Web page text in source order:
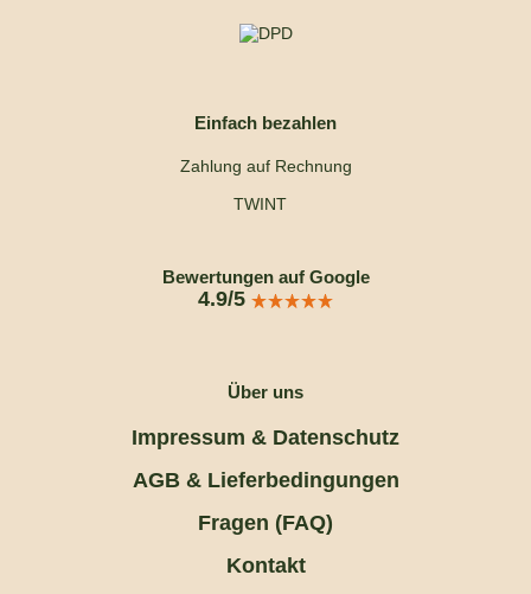
Einfach bezahlen
Zahlung auf Rechnung
TWINT
Bewertungen auf Google
4.9/5
Über uns
Impressum & Datenschutz
AGB & Lieferbedingungen
Fragen (FAQ)
Kontakt